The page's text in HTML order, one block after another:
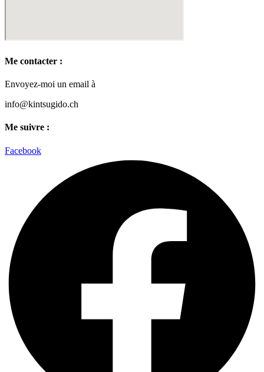
Me contacter :
Envoyez-moi un email à
info@kintsugido.ch
Me suivre :
Facebook